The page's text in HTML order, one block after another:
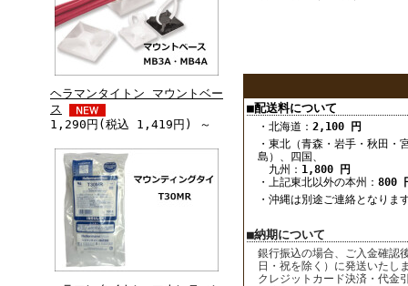
ヘラマンタイトン マウントベー
ス
1,290円(税込 1,419円) ～
■配送料について
・北海道： 2,100 円
・東北（青森・岩手・秋田・
島）、四国、
九州： 1,800 円
・上記東北以外の本州： 800
・沖縄は別途ご連絡となりま
■納期について
銀行振込の場合、ご入金確認
日・祝を除く）に発送いたし
クレジットカード決済・代金